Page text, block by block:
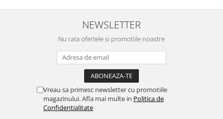
NEWSLETTER
Nu rata ofertele si promotiile noastre
Vreau sa primesc newsletter cu promotiile
magazinului. Afla mai multe in Politica de
Confidentialitate